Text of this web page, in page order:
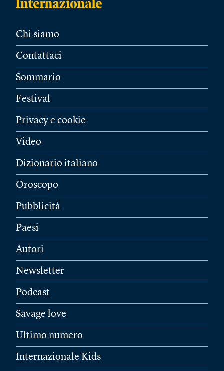
Chi siamo
Contattaci
Sommario
Festival
Privacy e cookie
Video
Dizionario italiano
Oroscopo
Pubblicità
Paesi
Autori
Newsletter
Podcast
Savage love
Ultimo numero
Internazionale Kids